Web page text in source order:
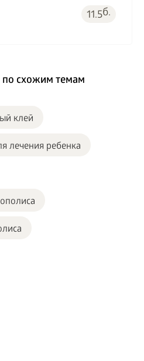
11.5б.
по схожим темам
клей
лечения ребенка